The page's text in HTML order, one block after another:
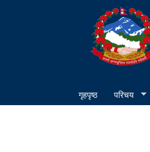
गृहपृष्ठ परिचय